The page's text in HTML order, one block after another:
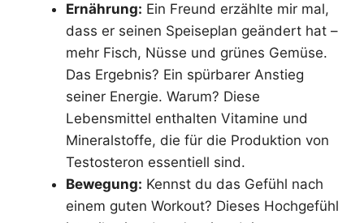
Ernährung: Ein Freund erzählte mir mal,
dass er seinen Speiseplan geändert hat –
mehr Fisch, Nüsse und grünes Gemüse.
Das Ergebnis? Ein spürbarer Anstieg
seiner Energie. Warum? Diese
Lebensmittel enthalten Vitamine und
Mineralstoffe, die für die Produktion von
Testosteron essentiell sind.
Bewegung: Kennst du das Gefühl nach
einem guten Workout? Dieses Hochgefühl